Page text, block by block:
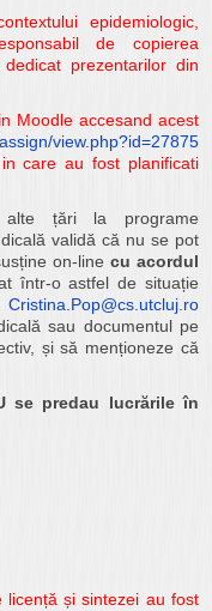
epidemiologic,
de copierea
prezentarilor din
Moodle accesand acest
view.php?id=27875
care au fost planificati
țări la programe
validă că nu se pot
on-line cu acordul
într-o astfel de situație
Cristina.Pop@cs.utcluj.ro
sau documentul pe
și să menționeze că
se predau lucrările în
licență și sintezei au fost